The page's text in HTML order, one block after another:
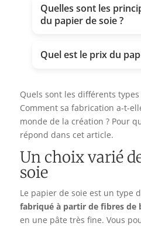
Quelles sont les
du papier de soie ?
Quel est le prix du
Quels sont les différents
Comment sa fabrication a-t-
monde de la création ? Pour
répond dans cet article.
Un choix varié
soie
Le papier de soie est un type
fabriqué à partir de fibres de
en une pâte très fine. Vous